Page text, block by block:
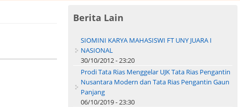
Berita Lain
SIOMINI KARYA MAHASISWI FT UNY JUARA I
NASIONAL
30/10/2012 - 23:20
Prodi Tata Rias Menggelar UJK Tata Rias Pengantin
Nusantara Modern dan Tata Rias Pengantin Gaun
Panjang
06/10/2019 - 23:30